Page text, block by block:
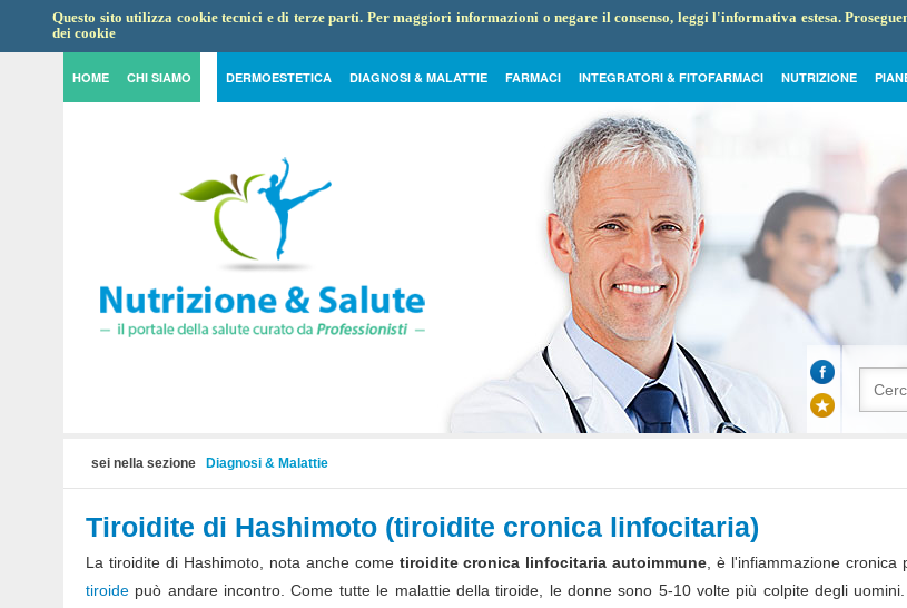
Questo sito utilizza cookie tecnici e di terze parti. Per maggiori informazioni o negare il consenso, leggi l'informativa estesa.
dei cookie
HOME CHI SIAMO DERMOESTETICA DIAGNOSI & MALATTIE FARMACI INTEGRATORI & FITOFARMACI NUTRIZIONE
sei nella sezione Diagnosi & Malattie
Tiroidite di Hashimoto (tiroidite cronica linfocitaria)
La tiroidite di Hashimoto, nota anche come tiroidite cronica linfocitaria autoimmune , è l'infiammazione
tiroide può andare incontro. Come tutte le malattie della tiroide, le donne sono 5-10 volte più colpite degli